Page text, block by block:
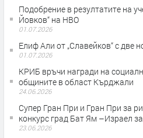
Подобрение в резултатите на
Йовков“ на НВО
01.07.2026
Елиф Али от „Славейков“ с две
01.07.2026
КРИБ връчи награди на
общините в област Кърджали
24.06.2026
Супер Гран При и Гран При за
конкурс град Бат Ям –Израел
23.06.2026